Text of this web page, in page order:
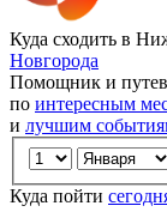
Куда сходить в
Новгорода
Помощник и
по интересным
и лучшим
Куда пойти